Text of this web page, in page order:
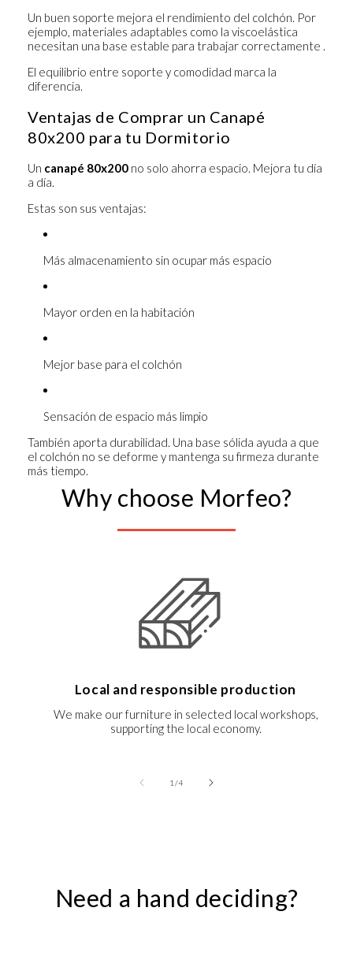
Un buen soporte mejora el rendimiento del colchón. Por
ejemplo, materiales adaptables como la viscoelástica
necesitan una base estable para trabajar correctamente .
El equilibrio entre soporte y comodidad marca la
diferencia.
Ventajas de Comprar un Canapé
80x200 para tu Dormitorio
Un canapé 80x200 no solo ahorra espacio. Mejora tu día
a día.
Estas son sus ventajas:
Más almacenamiento sin ocupar más espacio
Mayor orden en la habitación
Mejor base para el colchón
Sensación de espacio más limpio
También aporta durabilidad. Una base sólida ayuda a que
el colchón no se deforme y mantenga su firmeza durante
más tiempo.
Why choose Morfeo?
Local and responsible production
We make our furniture in selected local workshops,
supporting the local economy.
1 /of
4
Need a hand deciding?